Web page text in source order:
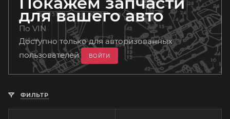
для вашего авто
По VIN
Доступно только для авторизованных
пользователей
ВОЙТИ
ФИЛЬТР